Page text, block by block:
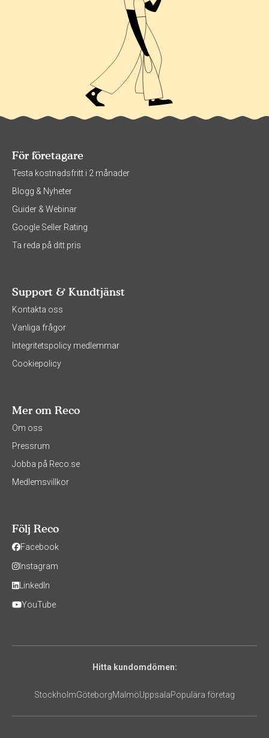
För företagare
Testa kostnadsfritt i 2 månader
Blogg & Nyheter
Guider & Webinar
Google Seller Rating
Ta reda på ditt pris
Support & Kundtjänst
Kontakta oss
Vanliga frågor
Integritetspolicy medlemmar
Cookiepolicy
Mer om Reco
Om oss
Pressrum
Jobba på Reco.se
Medlemsvillkor
Följ Reco
Facebook
Instagram
LinkedIn
YouTube
Hitta kundomdömen:
StockholmGöteborgMalmöUppsalaPopulära företag